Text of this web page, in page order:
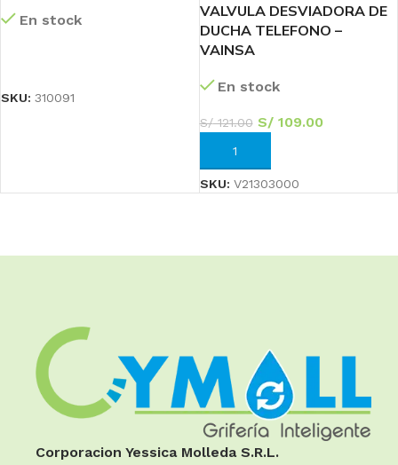
En stock
SKU: 310091
VALVULA DESVIADORA DE
DUCHA TELEFONO –
VAINSA
En stock
S/121.00 S/109.00
AÑADIR AL CARRITO
SKU: V21303000
Corporacion Yessica Molleda S.R.L.